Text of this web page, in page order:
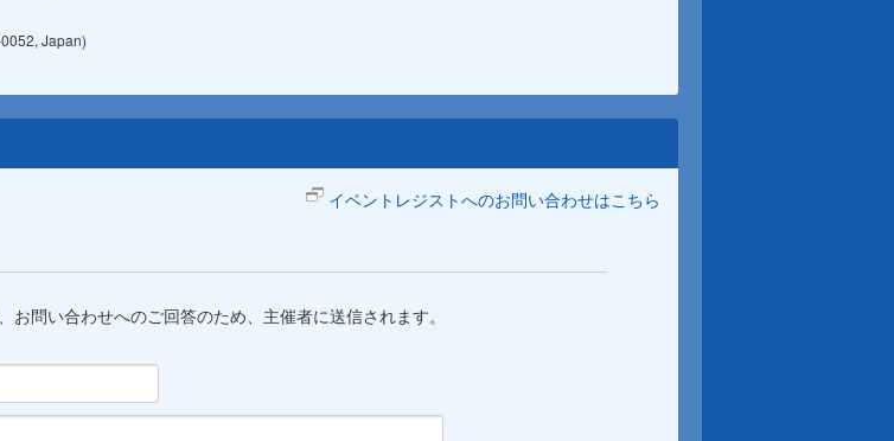
Japan)
イベントレジストへのお問い合わせはこちら
お問い合わせへのご回答のため、主催者に送信されます。